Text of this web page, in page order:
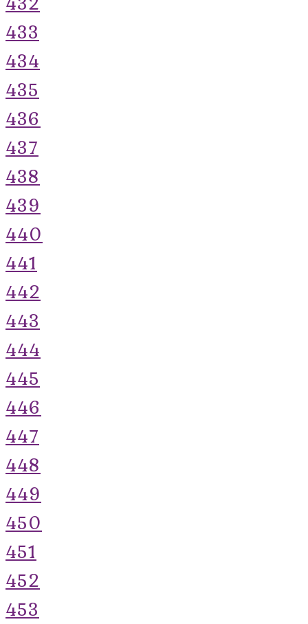
433
434
435
436
437
438
439
440
441
442
443
444
445
446
447
448
449
450
451
452
453